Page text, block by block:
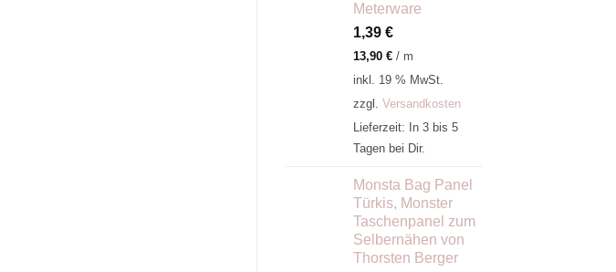
Meterware
1,39 €
13,90 €/ m
inkl. 19 % MwSt.
zzgl. Versandkosten
Lieferzeit:
In 3 bis 5
Tagen bei Dir.
Monsta Bag Panel
Türkis, Monster
Taschenpanel zum
Selbernähen von
Thorsten Berger